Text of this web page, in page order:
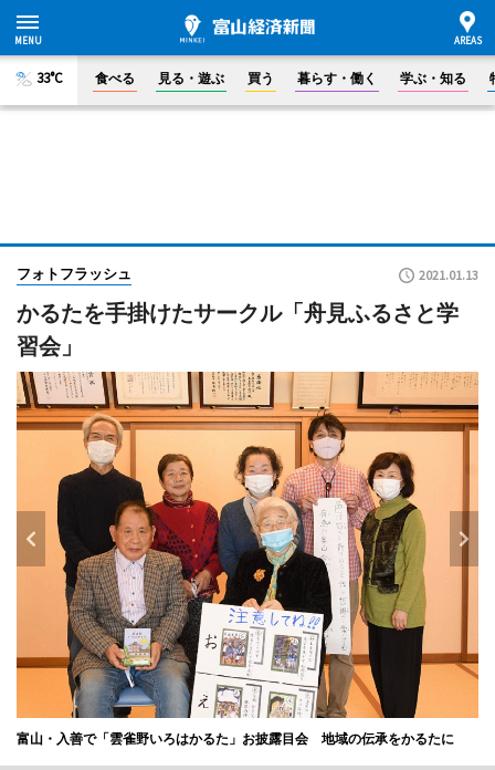
33°C 食べる 見る・遊ぶ 買う 暮らす・働く 学ぶ・知る
フォトフラッシュ 2021.01.13
かるたを手掛けたサークル「舟見ふるさと学
習会」
富山・入善で「雲雀野いろはかるた」お披露目会 地域の伝承をかるたに